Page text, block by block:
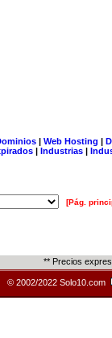
| Web Hosting |
| Industrias |
[Pág.
** Precios
© 2002/2022 Solo10.com